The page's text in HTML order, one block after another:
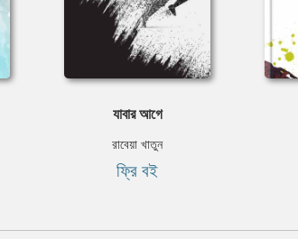
যাবার আগে
রাবেয়া খাতুন
ফ্রি বই